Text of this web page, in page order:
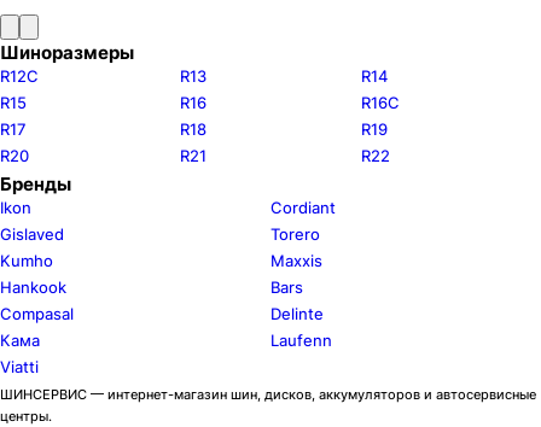
Шиноразмеры
R12C R13
R14
R15
R16
R16C
R17
R18
R19
R20
R21 R22
Бренды
Ikon
Cordiant
Gislaved
Torero
Kumho
Maxxis
Hankook
Bars
Compasal
Delinte
Кама
Laufenn
Viatti
ШИНСЕРВИС — интернет-магазин шин, дисков, аккумуляторов и автосервисные
центры.